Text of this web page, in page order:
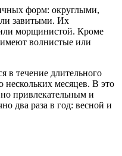
форм: округлыми,
завитыми. Их
морщинистой. Кроме
волнистые или
в течение длительного
нескольких месяцев. В это
привлекательным и
два раза в год: весной и